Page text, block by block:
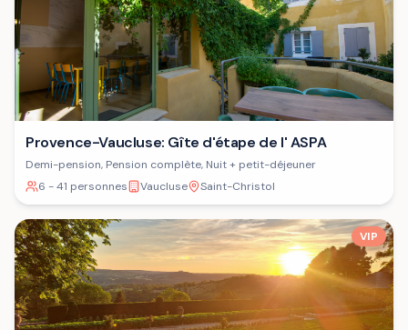
Provence-Vaucluse: Gîte d'étape de l' ASPA
Demi-pension, Pension complète, Nuit + petit-déjeuner
6 - 41 personnes
Vaucluse Saint-Christol
VIP